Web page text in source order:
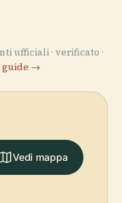
ufficiali · verificato ·
guide →
Vedi mappa